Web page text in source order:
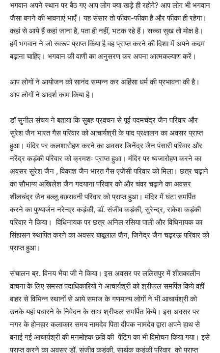
भगवान अपने स्थान पर बैठ गए आप लोग क्या खड़े ही रहोगे? आप लोग भी भगवान
जैसा बनने की भावनाएं भाएँ। यह संसार तो फीका-फीका है और फीका ही रहेगा।
कहां से आये हैं कहां जाना है, पता ही नहीं, भटक रहे हैं। सच्चा सुख तो मोक्ष है।
हमें भगवान ने जो स्वरूप प्राप्त किया है वह प्राप्त करने की दिशा में अपने कदम
बढ़ाना चाहिए। भगवान की वाणी का अनुसरण कर अपना आत्मकल्याण करें।
आप लोगों ने आयोजन को सानंद सम्पन्न कर अहिंसा धर्म की प्रभावना की है।
आप लोगों ने आदर्श काम किया है।
डॉ सुनील संचय ने बताया कि सुबह प्रवचन से पूर्व पदमचंद्र जैन परिवार और
सुरेश जैन भारत गैस परिवार को आचार्यश्री के पाद प्रक्षालन का अवसर प्राप्त
हुआ। मंदिर पर कलशारोहण करने का अवसर जिनेंद्र जैन पंसारी परिवार और
नरेंद्र कड़ंकी परिवार को क्रमशः प्राप्त हुआ। मंदिर पर ध्वजारोहण करने का
अवसर सुरेश जैन , विकाश जैन भारत गैस एजेंसी परिवार को मिला। छत्र चढ़ाने
का सौभाग्य अखिलेश जैन गदयाना परिवार को और चंवर चढ़ाने का अवसर
शीलचंद्र जैन बल्लू बछरावनी परिवार को प्राप्त हुआ। मंदिर में घंटा समर्पित
करने का पुण्यार्जन नरेन्द्र कड़ंकी, डॉ. संजीव कड़ंकी, सुरेन्द्र, राकेश कड़ंकी
परिवार ने किया। विधिनायक पर छत्र अनिल रसिया पाली और विधिनायक का
सिंहासन स्थापित करने का अवसर बाबूलाल जैन, जिनेंद्र जैन चढ़रऊ परिवार को
प्राप्त हुआ।
संचालन ब्र. विनय भैया जी ने किया। इस अवसर पर ललितपुर में शीतकालीन
वाचना के लिए समस्त पदाधिकारियों ने आचार्यश्री को श्रीफल समर्पित किये वहीं
बाहर से विभिन्न स्थानों से आये समाज के गणमान्य लोगों ने भी आचार्यश्री को
उनके यहां पधारने के निवेदन के साथ श्रीफल समर्पित किये। इस अवसर पर
नगर के होनहार कलाकार समय नामदेव पिता दीपक नामदेव द्वारा अपने हाथ से
बनाई गई आचार्यश्री की मनमोहक छवि की पेंटिंग का भी विमोचन किया गया। इसे
प्राप्त करने का अवसर डॉ. संजीव कड़ंकी, सार्थक कड़ंकी परिवार को प्राप्त